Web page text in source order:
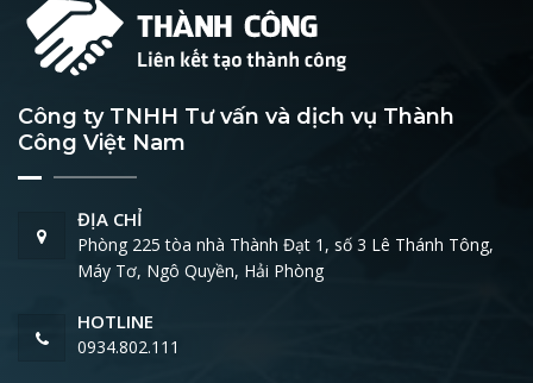
Công ty TNHH Tư vấn và dịch vụ Thành
Công Việt Nam
ĐỊA CHỈ
Phòng 225 tòa nhà Thành Đạt 1, số 3 Lê Thánh Tông,
Máy Tơ, Ngô Quyền, Hải Phòng
HOTLINE
0934.802.111